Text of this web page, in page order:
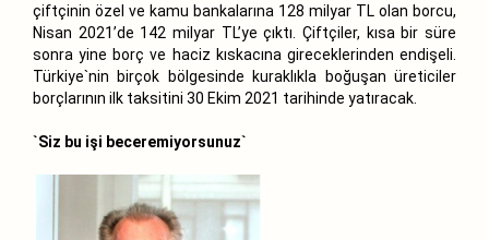
çiftçinin özel ve kamu bankalarına 128 milyar TL olan borcu,
Nisan 2021’de 142 milyar TL’ye çıktı. Çiftçiler, kısa bir süre
sonra yine borç ve haciz kıskacına gireceklerinden endişeli.
Türkiye`nin birçok bölgesinde kuraklıkla boğuşan üreticiler
borçlarının ilk taksitini 30 Ekim 2021 tarihinde yatıracak.
`Siz bu işi beceremiyorsunuz`